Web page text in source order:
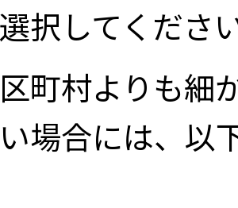
択してくださ
町村よりも細
場合には、以